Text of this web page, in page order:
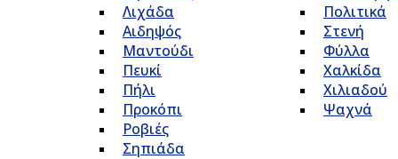
Λιχάδα
Αιδηψός
Μαντούδι
Πευκί
Πήλι
Προκόπι
Ροβιές
Σηπιάδα
Πολιτικά
Στενή
Φύλλα
Χαλκίδα
Χιλιαδού
Ψαχνά